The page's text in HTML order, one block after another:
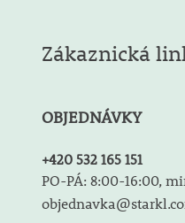
Zákaznická
OBJEDNÁVKY
+420 532 165 151
PO-PÁ: 8:00-16:00,